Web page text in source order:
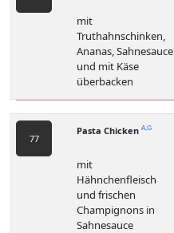
mit
Truthahnschinken,
Ananas, Sahnesauce
und mit Käse
überbacken
77
Pasta Chicken A,G
mit
Hähnchenfleisch
und frischen
Champignons in
Sahnesauce